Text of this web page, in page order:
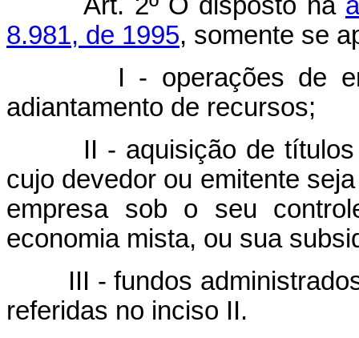
8.981, de 1995, somente se
I - operações de
adiantamento de recursos;
II - aquisição de títulos e
cujo devedor ou emitente
empresa sob o seu
economia mista, ou sua
III - fundos administrados
referidas no inciso II.